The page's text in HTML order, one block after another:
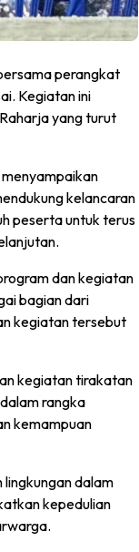
perangkat
Kegiatan ini
yang turut
kelancaran
peserta untuk terus
dan kegiatan
bagian dari
kegiatan tersebut
kegiatan tirakatan
rangka
kemampuan
dalam
kepedulian